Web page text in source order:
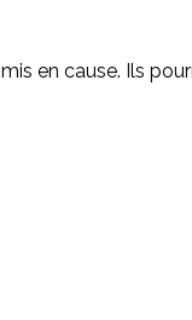
en cause. Ils